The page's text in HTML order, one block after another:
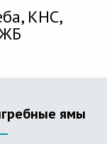
КНС,
ямы